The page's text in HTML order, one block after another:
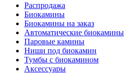
Распродажа
Биокамины
Биокамины на заказ
Автоматические биокамины
Паровые камины
Ниши под биокамин
Тумбы с биокамином
Аксессуары